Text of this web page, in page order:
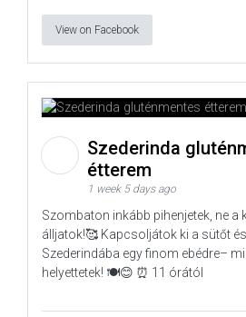
View on Facebook
Szederinda
étterem
1 week 5 days ago
Szombaton inkább pihenjetek, ne a
álljatok!🥰 Kapcsoljátok ki a sütőt
Szederindába egy finom ebédre–
helyettetek! 🍽️😊 ⏰ 11 órától